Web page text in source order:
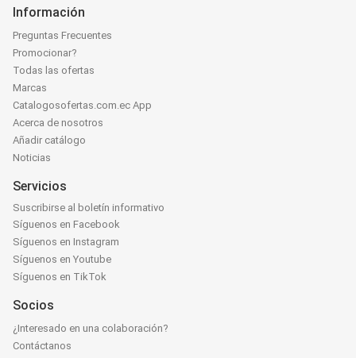
Información
Preguntas Frecuentes
Promocionar?
Todas las ofertas
Marcas
Catalogosofertas.com.ec App
Acerca de nosotros
Añadir catálogo
Noticias
Servicios
Suscribirse al boletín informativo
Síguenos en Facebook
Síguenos en Instagram
Síguenos en Youtube
Síguenos en TikTok
Socios
¿Interesado en una colaboración?
Contáctanos